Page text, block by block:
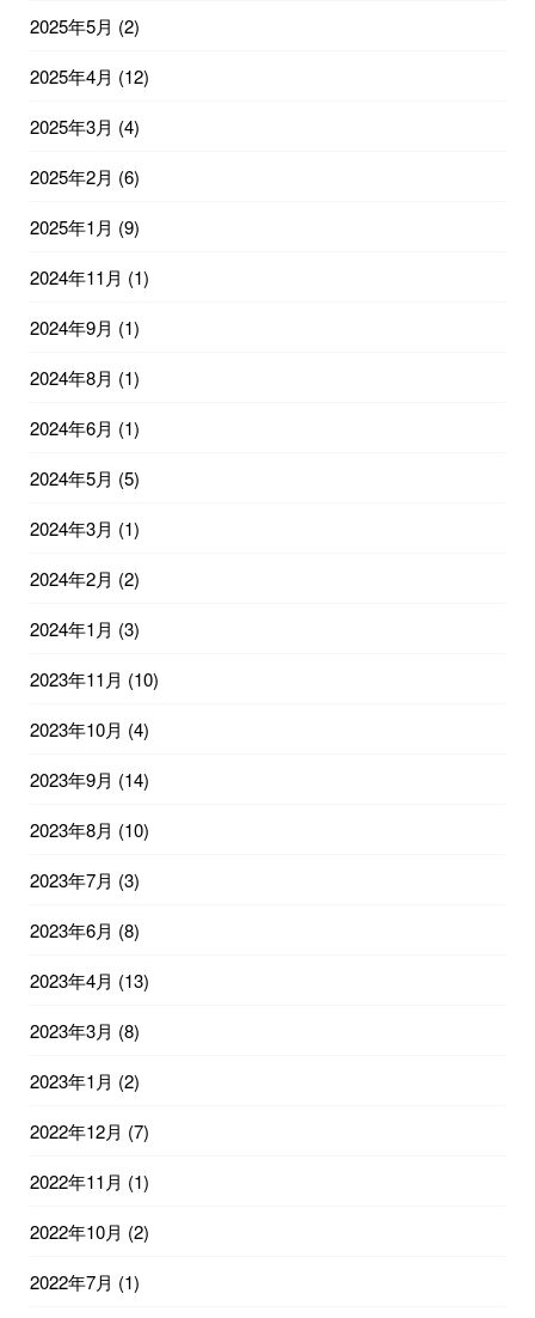
2025年5月 (2)
2025年4月 (12)
2025年3月 (4)
2025年2月 (6)
2025年1月 (9)
2024年11月 (1)
2024年9月 (1)
2024年8月 (1)
2024年6月 (1)
2024年5月 (5)
2024年3月 (1)
2024年2月 (2)
2024年1月 (3)
2023年11月 (10)
2023年10月 (4)
2023年9月 (14)
2023年8月 (10)
2023年7月 (3)
2023年6月 (8)
2023年4月 (13)
2023年3月 (8)
2023年1月 (2)
2022年12月 (7)
2022年11月 (1)
2022年10月 (2)
2022年7月 (1)